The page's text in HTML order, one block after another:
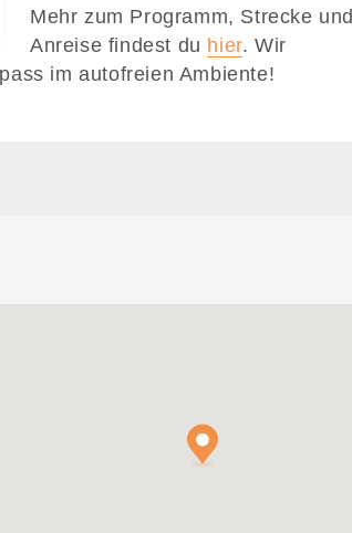
Mehr zum Programm, Strecke und
Anreise findest du hier. Wir
im autofreien Ambiente!